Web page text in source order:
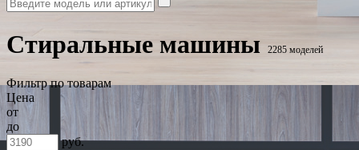
Стиральные машины 2285 моделей
Фильтр по товарам
Цена
от
до
руб.